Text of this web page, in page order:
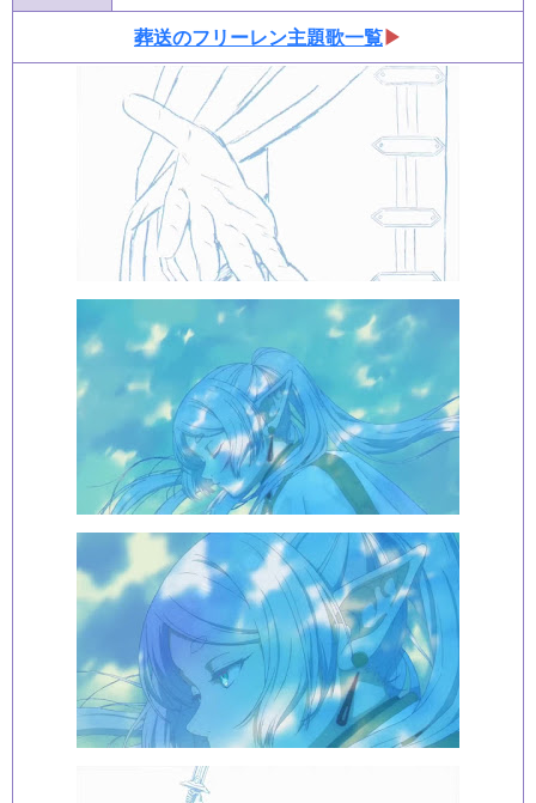
葬送のフリーレン主題歌一覧▶